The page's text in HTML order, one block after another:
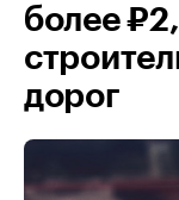
более
дорог